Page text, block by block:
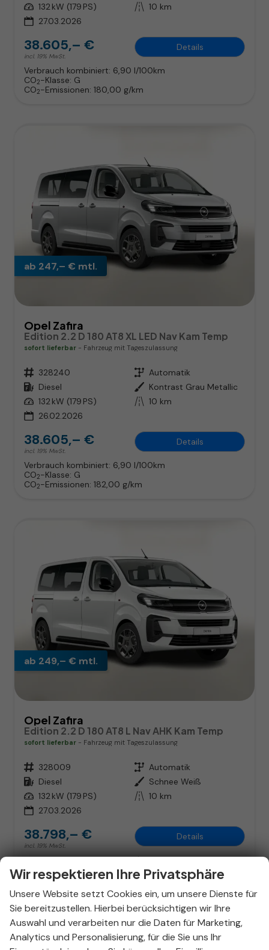
Leistung 132 kW (179 PS) Kilometerstand 10 km
27.03.2026
38.605,– €
incl. 19% MwSt.
Details
Verbrauch kombiniert: 6,90 l/100km
CO2-Klasse: G
CO2-Emissionen: 180,00 g/km
ab 247,– € mtl.
Opel Zafira
Edition 2.2 D 180 AT8 XL LED Nav Kam Temp
sofort lieferbar Fahrzeug mit Tageszulassung
Fahrzeugnr. 328240 Getriebe Automatik
Kraftstoff Diesel Außenfarbe Kontrast Grau Metallic
Leistung 132 kW (179 PS) Kilometerstand 10 km
26.02.2026
38.605,– €
incl. 19% MwSt.
Details
Verbrauch kombiniert: 6,90 l/100km
CO2-Klasse: G
CO2-Emissionen: 182,00 g/km
ab 249,– € mtl.
Opel Zafira
Edition 2.2 D 180 AT8 L Nav AHK Kam Temp
sofort lieferbar Fahrzeug mit Tageszulassung
Fahrzeugnr. 328009 Getriebe Automatik
Kraftstoff Diesel Außenfarbe Schnee Weiß
Leistung 132 kW (179 PS) Kilometerstand 10 km
27.03.2026
38.798,– €
incl. 19% MwSt.
Details
Verbrauch kombiniert:6,90 l/100km
CO2-Klasse: G
CO 2-Emissionen:181,00 g/km
Wir respektieren Ihre Privatsphäre
Unsere Website setzt Cookies ein, um unsere Dienste für
Sie bereitzustellen. Hierbei berücksichtigen wir Ihre
Auswahl und verarbeiten nur die Daten für Marketing,
Analytics und Personalisierung, für die Sie uns Ihr